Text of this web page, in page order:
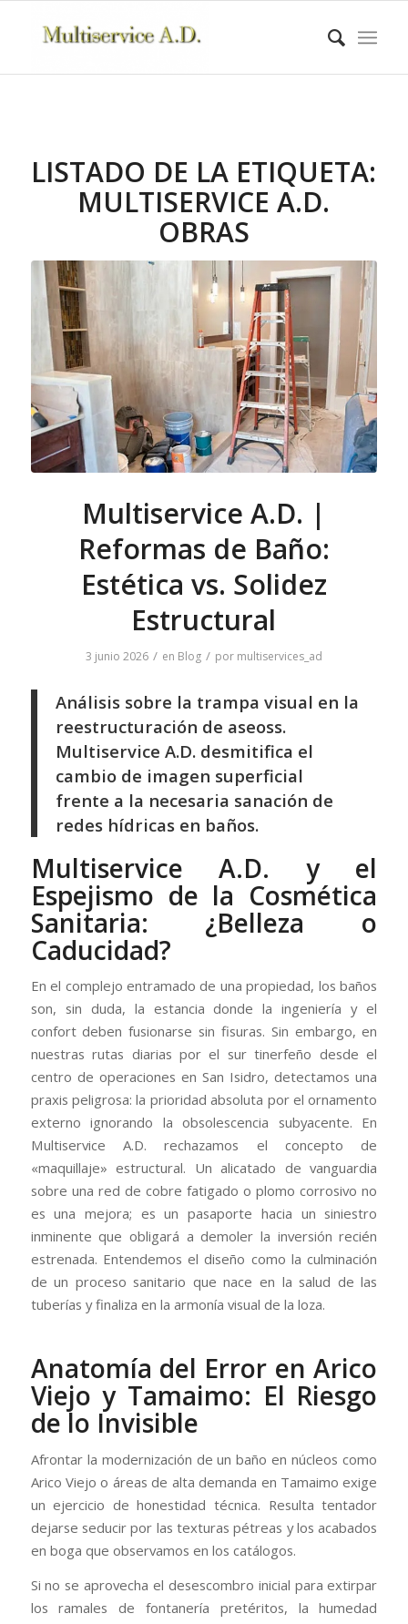
LISTADO DE LA ETIQUETA:
MULTISERVICE A.D.
OBRAS
Multiservice A.D. |
Reformas de Baño:
Estética vs. Solidez
Estructural
3 junio 2026 / en Blog / por multiservices_ad
Análisis sobre la trampa visual en la
reestructuración de aseoss.
Multiservice A.D. desmitifica el
cambio de imagen superficial
frente a la necesaria sanación de
redes hídricas en baños.
Multiservice A.D. y el
Espejismo de la Cosmética
Sanitaria: ¿Belleza o
Caducidad?
En el complejo entramado de una propiedad, los baños
son, sin duda, la estancia donde la ingeniería y el
confort deben fusionarse sin fisuras. Sin embargo, en
nuestras rutas diarias por el sur tinerfeño desde el
centro de operaciones en San Isidro, detectamos una
praxis peligrosa: la prioridad absoluta por el ornamento
externo ignorando la obsolescencia subyacente. En
Multiservice A.D. rechazamos el concepto de
«maquillaje» estructural. Un alicatado de vanguardia
sobre una red de cobre fatigado o plomo corrosivo no
es una mejora; es un pasaporte hacia un siniestro
inminente que obligará a demoler la inversión recién
estrenada. Entendemos el diseño como la culminación
de un proceso sanitario que nace en la salud de las
tuberías y finaliza en la armonía visual de la loza.
Anatomía del Error en Arico
Viejo y Tamaimo: El Riesgo
de lo Invisible
Afrontar la modernización de un baño en núcleos como
Arico Viejo o áreas de alta demanda en Tamaimo exige
un ejercicio de honestidad técnica. Resulta tentador
dejarse seducir por las texturas pétreas y los acabados
en boga que observamos en los catálogos.
Si no se aprovecha el desescombro inicial para extirpar
los ramales de fontanería pretéritos, la humedad